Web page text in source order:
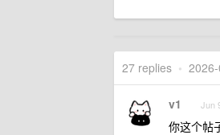
27 replies •
v1 Jun
你这个帖